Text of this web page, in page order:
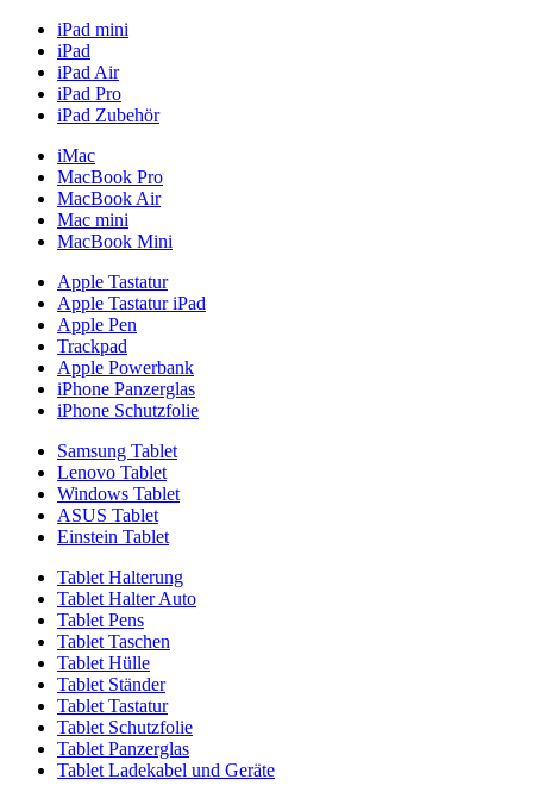
iPad mini
iPad
iPad Air
iPad Pro
iPad Zubehör
iMac
MacBook Pro
MacBook Air
Mac mini
MacBook Mini
Apple Tastatur
Apple Tastatur iPad
Apple Pen
Trackpad
Apple Powerbank
iPhone Panzerglas
iPhone Schutzfolie
Samsung Tablet
Lenovo Tablet
Windows Tablet
ASUS Tablet
Einstein Tablet
Tablet Halterung
Tablet Halter Auto
Tablet Pens
Tablet Taschen
Tablet Hülle
Tablet Ständer
Tablet Tastatur
Tablet Schutzfolie
Tablet Panzerglas
Tablet Ladekabel und Geräte